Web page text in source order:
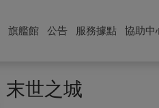
旗艦館 公告 服務據點 協助中
末世之城